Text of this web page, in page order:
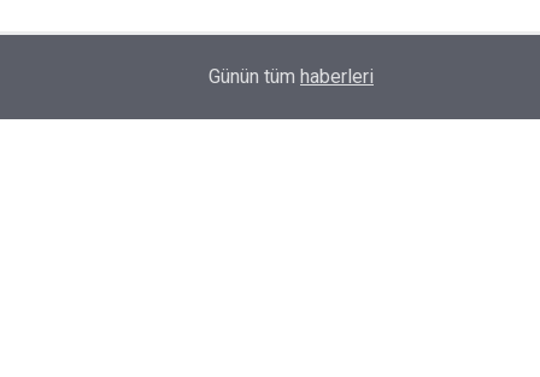
Hakkâri İl Müftülüğünden kız öğrencilere yaz
Günün tüm haberleri